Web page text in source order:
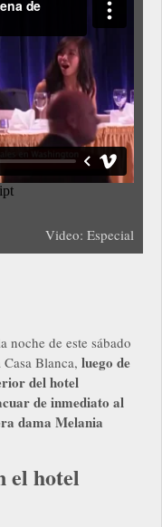
Video: Especial
noche de este sábado
Blanca, luego de
del hotel
de inmediato al
dama Melania
el hotel